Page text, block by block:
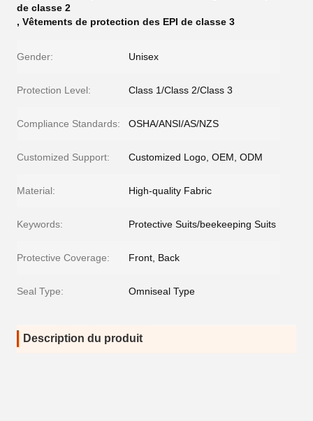
de classe 2
, Vêtements de protection des EPI de classe 3
Gender: Unisex
Protection Level: Class 1/Class 2/Class 3
Compliance Standards: OSHA/ANSI/AS/NZS
Customized Support: Customized Logo, OEM, ODM
Material: High-quality Fabric
Keywords: Protective Suits/beekeeping Suits
Protective Coverage: Front, Back
Seal Type: Omniseal Type
Description du produit